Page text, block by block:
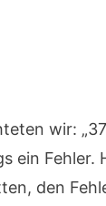
wir:
ein Fehler.
den